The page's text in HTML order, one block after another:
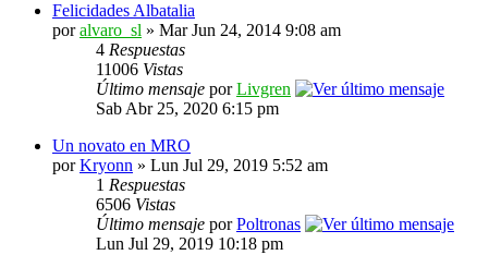
Felicidades Albatalia
poralvaro_sl » Mar Jun 24, 2014 9:08 am
4 Respuestas
11006 Vistas
Último mensaje porLivgren
Sab Abr 25, 2020 6:15 pm
Un novato en MRO
porKryonn » Lun Jul 29, 2019 5:52 am
1 Respuestas
6506 Vistas
Último mensaje porPoltronas
Lun Jul 29, 2019 10:18 pm